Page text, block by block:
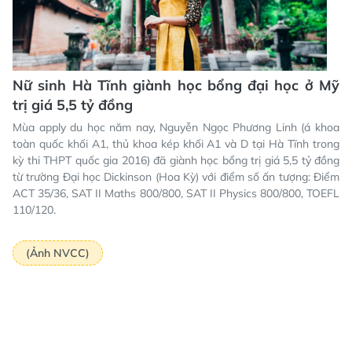
Nữ sinh Hà Tĩnh giành học bổng đại học ở Mỹ
trị giá 5,5 tỷ đồng
Mùa apply du học năm nay, Nguyễn Ngọc Phương Linh (á khoa
toàn quốc khối A1, thủ khoa kép khối A1 và D tại Hà Tĩnh trong
kỳ thi THPT quốc gia 2016) đã giành học bổng trị giá 5,5 tỷ đồng
từ trường Đại học Dickinson (Hoa Kỳ) với điểm số ấn tượng: Điểm
ACT 35/36, SAT II Maths 800/800, SAT II Physics 800/800, TOEFL
110/120.
(Ảnh NVCC)